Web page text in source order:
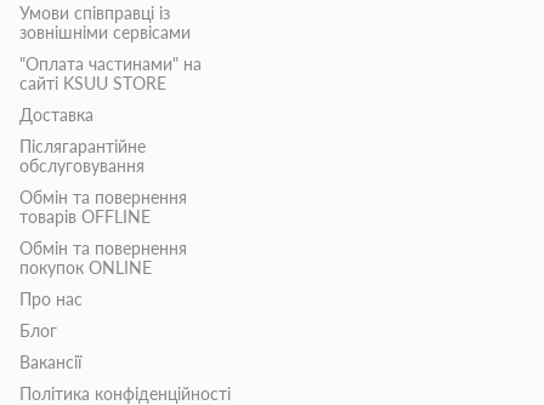
Умови співправці із
зовнішніми сервісами
"Оплата частинами" на
сайті KSUU STORE
Доставка
Післягарантійне
обслуговування
Обмін та повернення
товарів OFFLINE
Обмін та повернення
покупок ONLINE
Про нас
Блог
Вакансії
Політика конфіденційності